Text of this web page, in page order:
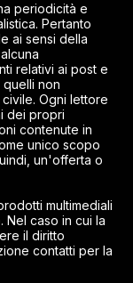
periodicità e
Pertanto
ai sensi della
relativi ai post e
quelli non
Ogni lettore
dei propri
contenute in
unico scopo
un'offerta o
multimediali
Nel caso in cui la
il diritto
contatti per la